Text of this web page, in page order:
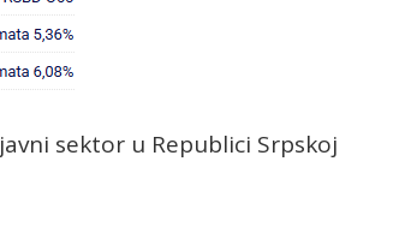
sektor u Republici Srpskoj